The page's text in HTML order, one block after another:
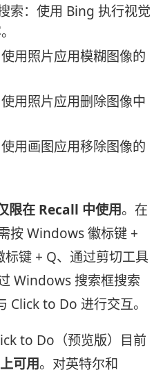
索：使用 Bing 执行视觉
用照片应用模糊图像的
用照片应用删除图像中
用画图应用移除图像的
限在 Recall 中使用。在
按 Windows 徽标键 +
键 + Q、通过剪切工具
Windows 搜索框搜索
Click to Do 进行交互。
to Do（预览版）目前
可用。对英特尔和